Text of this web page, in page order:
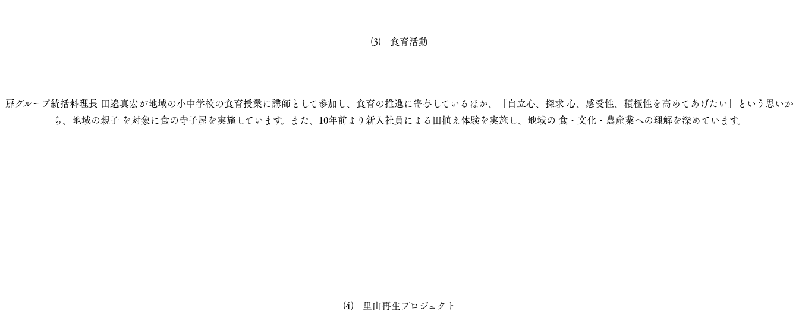
⑶ 食育活動
扉グループ統括料理長 田邉真宏が地域の小中学校の食育授業に講師として参加し、食育の推進に寄与しているほか、「自立心、探求 心、感受性、積極性を高めてあげたい」という思いか
ら、地域の親子 を対象に食の寺子屋を実施しています。また、10年前より新入社員による田植え体験を実施し、地域の 食・文化・農産業への理解を深めています。
⑷ 里山再生プロジェクト